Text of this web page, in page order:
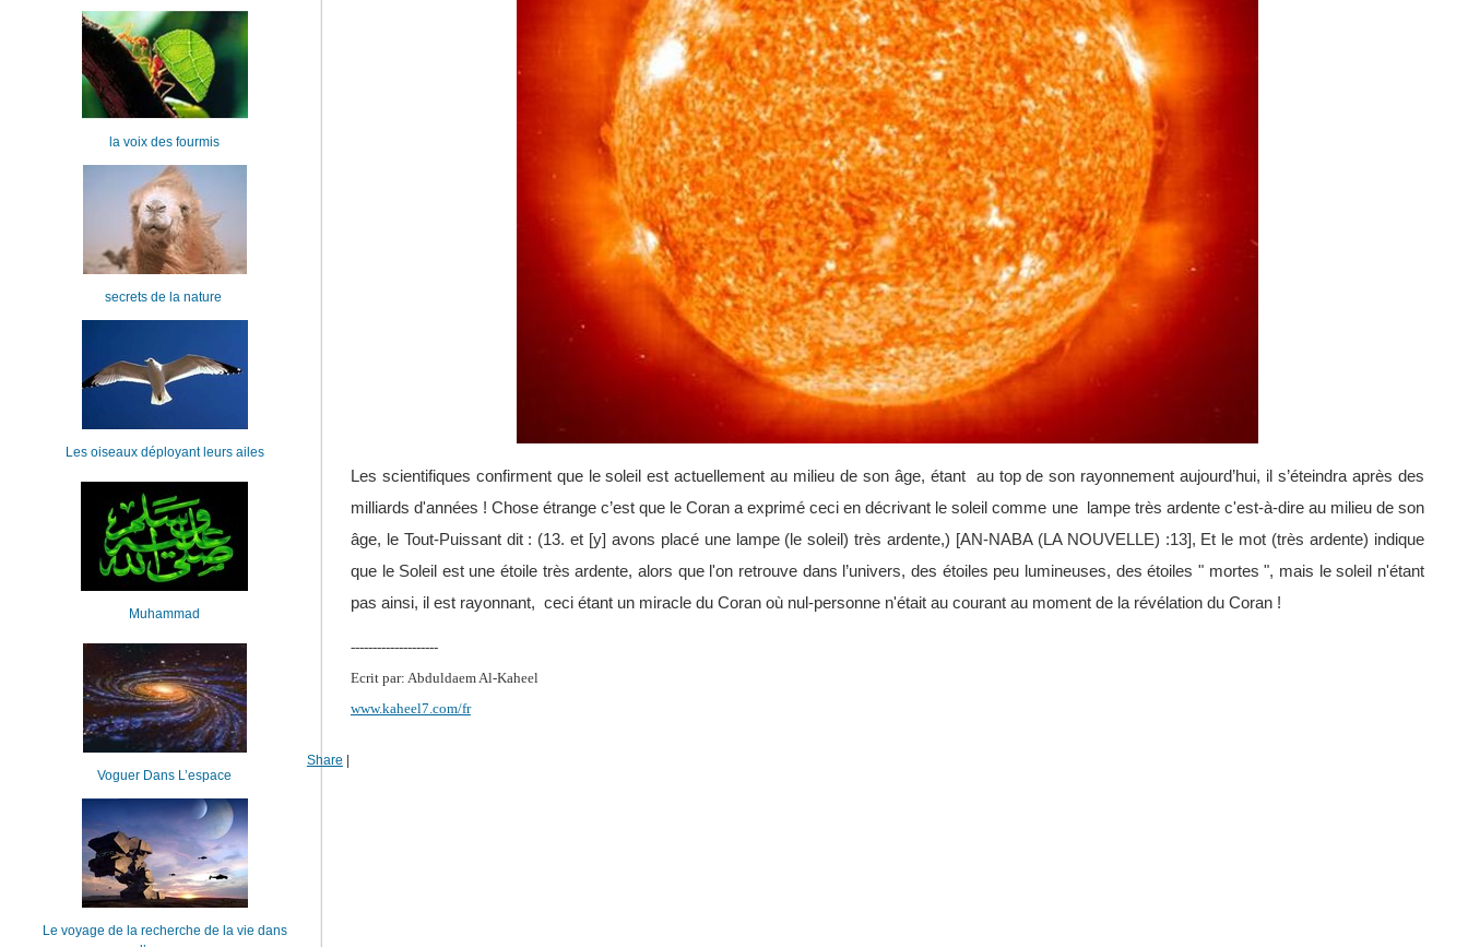
Les scientifiques confirment que le soleil est actuellement au milieu de son âge, étant
au top de son rayonnement aujourd’hui, il s’éteindra après des
milliards d'années ! Chose étrange c’est que le Coran a exprimé ceci en décrivant le soleil comme une
lampe très ardente c'est-à-dire au milieu de son
âge, le Tout-Puissant dit : (13. et [y] avons placé une lampe (le soleil) très ardente,) [AN-NABA (LA NOUVELLE) :13], Et le mot (très ardente) indique
que le Soleil est une étoile très ardente, alors que l'on retrouve dans l’univers, des étoiles peu lumineuses, des étoiles " mortes ", mais le soleil n'étant
pas ainsi, il est rayonnant, ceci étant un miracle du Coran où nul-personne n'était au courant au moment de la révélation du Coran !
--------------------
Ecrit par: Abduldaem Al-Kaheel
www.kaheel7.com/fr
Share
la voix des fourmis
secrets de la nature
Les oiseaux déployant leurs ailes
Muhammad
Voguer Dans L’espace
Le voyage de la recherche de la vie dans